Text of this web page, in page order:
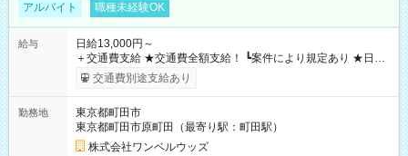
アルバイト 職種未経験OK
給与
日給13,000円～
＋交通費支給 ★交通費全額支給！ ┗案件により規定あり ★日払
いOK！（規定あり） ┗働いたその日に現金GET♪ お仕事後はコ
ンビニATMから 日払い分を引き落とせます！ 【試用期間】試
交通費別途支給あり
勤務地
東京都町田市
東京都町田市原町田（最寄り駅：町田駅）
株式会社ワンベルウッズ